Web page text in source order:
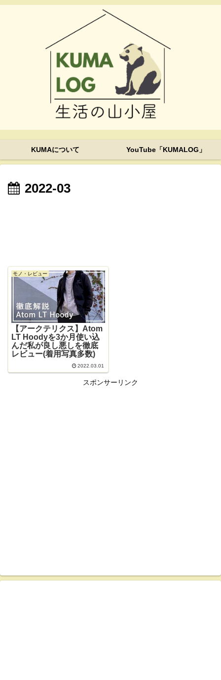
KUMAについて YouTube「KUMALOG」
2022-03
モノ・レビュー
【アークテリクス】Atom
LT Hoodyを3か月使い込
んだ私が良し悪しを徹底
レビュー(着用写真多数)
2022.03.01
スポンサーリンク